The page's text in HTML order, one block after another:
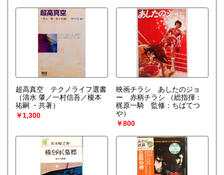
超高真空 テクノライフ選書
（清水 肇／一村信吾／榎本
祐嗣 ・共著）
￥1,300
映画チラシ あしたのジョ
ー 赤柄チラシ
（総指揮：
梶原一騎 監修：ちばてつ
や）
￥800